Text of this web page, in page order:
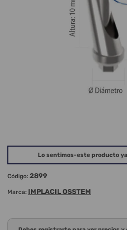
Lo sentimos-este producto
Código: 2899
Marca: IMPLACIL OSSTEM